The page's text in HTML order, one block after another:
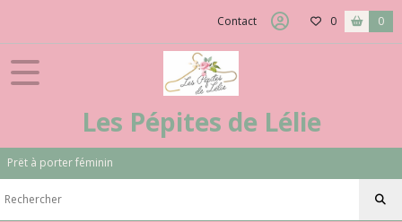
Contact 0 0
Les Pépites de Lélie
Prët à porter féminin